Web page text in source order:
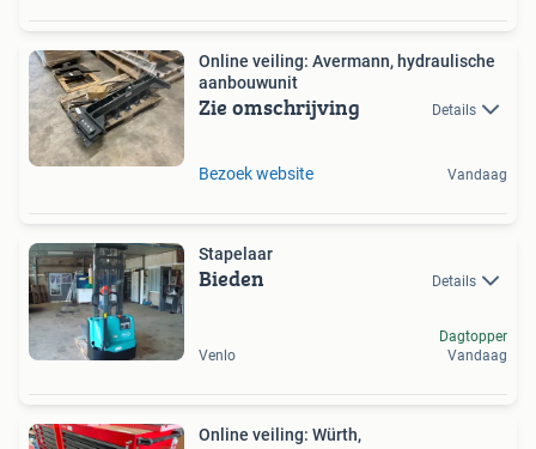
Online veiling: Avermann, hydraulische
aanbouwunit
Zie omschrijving Details
Bezoek website Vandaag
Stapelaar
Bieden Details
Venlo
Dagtopper
Vandaag
Online veiling: Würth,